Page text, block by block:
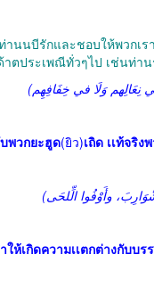
นนบีรักและชอบให้พวกเ
พวกยะฮูด(ยิว)เถิด เเท้จริ
ให้เกิดความเเตกต่างกับบ